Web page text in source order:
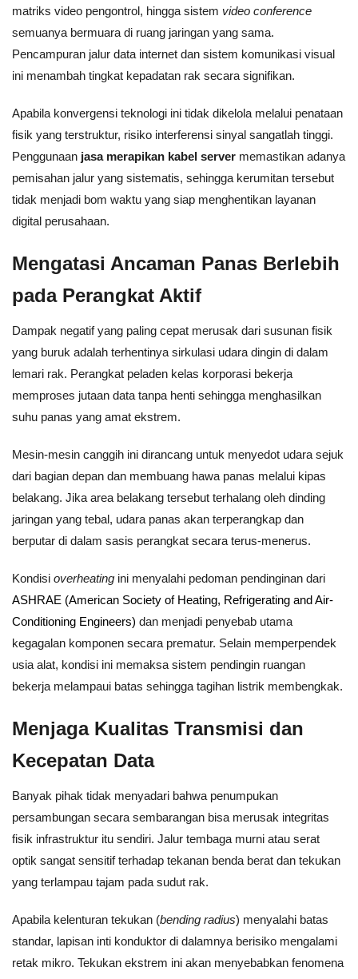
matriks video pengontrol, hingga sistem video conference
semuanya bermuara di ruang jaringan yang sama.
Pencampuran jalur data internet dan sistem komunikasi visual
ini menambah tingkat kepadatan rak secara signifikan.
Apabila konvergensi teknologi ini tidak dikelola melalui penataan
fisik yang terstruktur, risiko interferensi sinyal sangatlah tinggi.
Penggunaan jasa merapikan kabel server memastikan adanya
pemisahan jalur yang sistematis, sehingga kerumitan tersebut
tidak menjadi bom waktu yang siap menghentikan layanan
digital perusahaan.
Mengatasi Ancaman Panas Berlebih
pada Perangkat Aktif
Dampak negatif yang paling cepat merusak dari susunan fisik
yang buruk adalah terhentinya sirkulasi udara dingin di dalam
lemari rak. Perangkat peladen kelas korporasi bekerja
memproses jutaan data tanpa henti sehingga menghasilkan
suhu panas yang amat ekstrem.
Mesin-mesin canggih ini dirancang untuk menyedot udara sejuk
dari bagian depan dan membuang hawa panas melalui kipas
belakang. Jika area belakang tersebut terhalang oleh dinding
jaringan yang tebal, udara panas akan terperangkap dan
berputar di dalam sasis perangkat secara terus-menerus.
Kondisi overheating ini menyalahi pedoman pendinginan dari
ASHRAE (American Society of Heating, Refrigerating and Air-
Conditioning Engineers) dan menjadi penyebab utama
kegagalan komponen secara prematur. Selain memperpendek
usia alat, kondisi ini memaksa sistem pendingin ruangan
bekerja melampaui batas sehingga tagihan listrik membengkak.
Menjaga Kualitas Transmisi dan
Kecepatan Data
Banyak pihak tidak menyadari bahwa penumpukan
persambungan secara sembarangan bisa merusak integritas
fisik infrastruktur itu sendiri. Jalur tembaga murni atau serat
optik sangat sensitif terhadap tekanan benda berat dan tekukan
yang terlampau tajam pada sudut rak.
Apabila kelenturan tekukan (bending radius) menyalahi batas
standar, lapisan inti konduktor di dalamnya berisiko mengalami
retak mikro. Tekukan ekstrem ini akan menyebabkan fenomena